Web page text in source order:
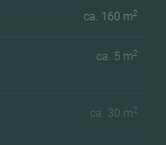
ca. 160 m2
ca. 5 m2
ca. 30 m2